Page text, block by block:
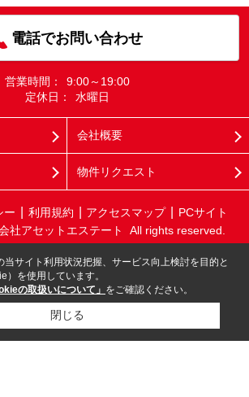
電話でお問い合わせ
営業時間：
9:00～19:00
定休日：
水曜日
会社概要
物件リクエスト
ー 利用規約 アクセスマップ
PCサイト
社アセットエステート All rights reserved.
当サイト利用状況把握、サービス向上検討を目的と
）を使用しています。
の取扱いについて」 をご確認ください。
閉じる